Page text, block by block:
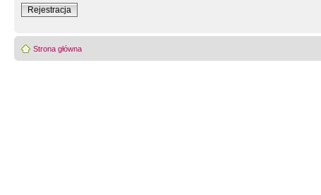
Rejestracja
Strona główna